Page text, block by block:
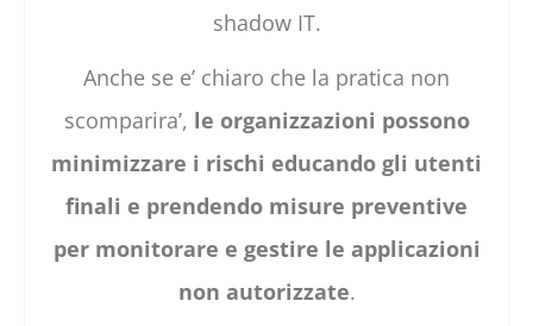
shadow IT.
Anche se e’ chiaro che la pratica non
scomparira’, le organizzazioni possono
minimizzare i rischi educando gli utenti
finali e prendendo misure preventive
per monitorare e gestire le applicazioni
non autorizzate.